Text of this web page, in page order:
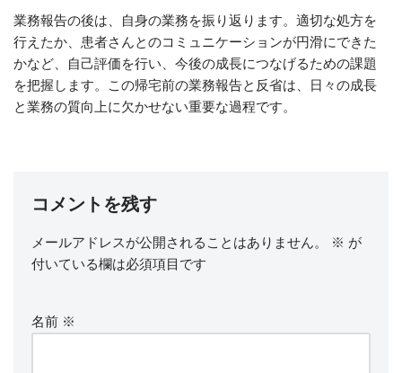
業務報告の後は、自身の業務を振り返ります。適切な処方を
行えたか、患者さんとのコミュニケーションが円滑にできた
かなど、自己評価を行い、今後の成長につなげるための課題
を把握します。この帰宅前の業務報告と反省は、日々の成長
と業務の質向上に欠かせない重要な過程です。
コメントを残す
メールアドレスが公開されることはありません。 ※ が
付いている欄は必須項目です
名前 ※